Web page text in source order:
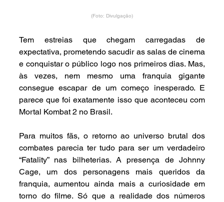
(Foto: Divulgação)
Tem estreias que chegam carregadas de
expectativa, prometendo sacudir as salas de cinema
e conquistar o público logo nos primeiros dias. Mas,
às vezes, nem mesmo uma franquia gigante
consegue escapar de um começo inesperado. E
parece que foi exatamente isso que aconteceu com
Mortal Kombat 2 no Brasil.
Para muitos fãs, o retorno ao universo brutal dos
combates parecia ter tudo para ser um verdadeiro
“Fatality” nas bilheterias. A presença de Johnny
Cage, um dos personagens mais queridos da
franquia, aumentou ainda mais a curiosidade em
torno do filme. Só que a realidade dos números